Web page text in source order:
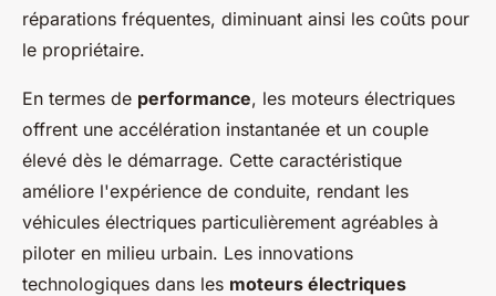
réparations fréquentes, diminuant ainsi les coûts pour
le propriétaire.
En termes de performance, les moteurs électriques
offrent une accélération instantanée et un couple
élevé dès le démarrage. Cette caractéristique
améliore l'expérience de conduite, rendant les
véhicules électriques particulièrement agréables à
piloter en milieu urbain. Les innovations
technologiques dans les moteurs électriques